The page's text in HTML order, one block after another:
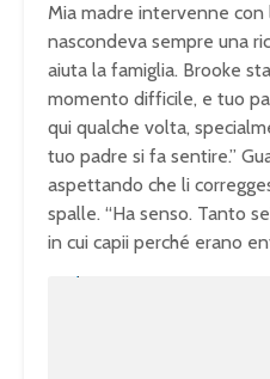
Mia madre intervenne con
nascondeva sempre una
aiuta la famiglia. Brooke
momento difficile, e tuo
qui qualche volta,
tuo padre si fa sentire.”
aspettando che li
spalle. “Ha senso. Tanto
in cui capii perché erano